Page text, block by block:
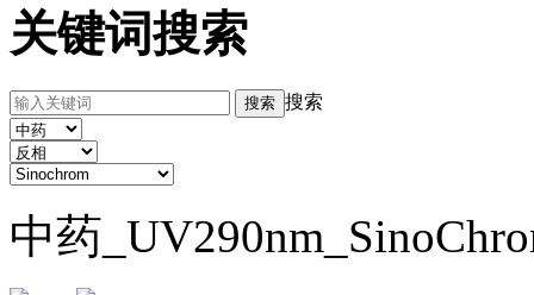
关键词搜索
搜索
中药